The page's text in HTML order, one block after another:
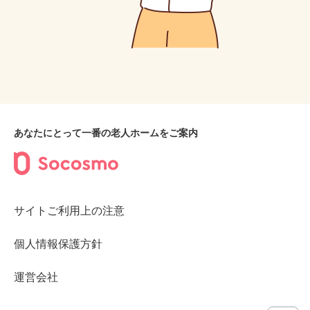
あなたにとって一番の老人ホームをご案内
サイトご利用上の注意
個人情報保護方針
運営会社